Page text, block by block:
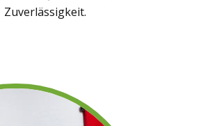
Zuverlässigkeit.